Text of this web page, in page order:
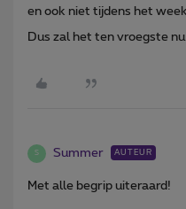
en ook niet tijdens het
Dus zal het ten vroegste nu
S Summer AUTEUR
Met alle begrip uiteraard!